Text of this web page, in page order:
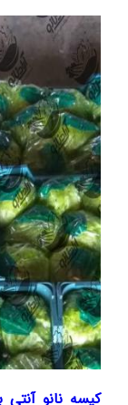
کیسه نانو آنتی